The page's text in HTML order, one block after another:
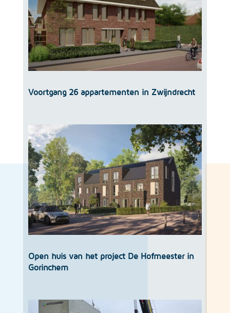
Voortgang 26 appartementen in Zwijndrecht
Open huis van het project De Hofmeester in
Gorinchem